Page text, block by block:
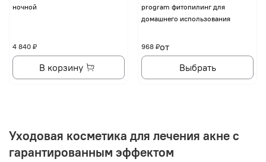
ночной
4 840 ₽
В корзину
program фитопилинг для
домашнего использования
от
968 ₽
Выбрать
Уходовая косметика для лечения акне с
гарантированным эффектом